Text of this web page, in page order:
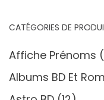
CATÉGORIES DE
Affiche Prénoms
Albums BD Et